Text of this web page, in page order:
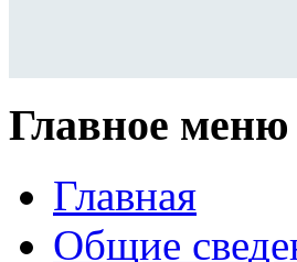
Главное меню
Главная
Общие